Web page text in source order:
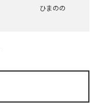
ひまのの